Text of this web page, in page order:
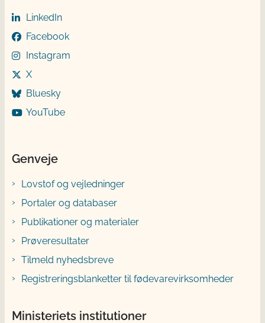
LinkedIn
Facebook
Instagram
X
Bluesky
YouTube
Genveje
Lovstof og vejledninger
Portaler og databaser
Publikationer og materialer
Prøveresultater
Tilmeld nyhedsbreve
Registreringsblanketter til fødevarevirksomheder
Ministeriets institutioner